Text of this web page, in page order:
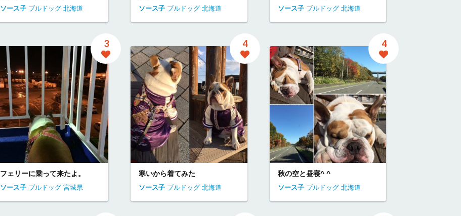
ソース子 ブルドッグ 北海道 ソース子 ブルドッグ 北海道 ソース子 ブルドッグ 北海道
3
フェリーに乗って来たよ。
ソース子 ブルドッグ 宮城県
4
寒いから着てみた
ソース子 ブルドッグ 北海道
4
秋の空と昼寝^ ^
ソース子 ブルドッグ 北海道